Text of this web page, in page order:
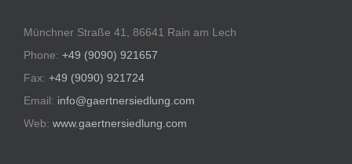
Münchner Straße 41, 86641 Rain am Lech
Phone: +49 (9090) 921657
Fax: +49 (9090) 921724
Email: info@gaertnersiedlung.com
Web: www.gaertnersiedlung.com